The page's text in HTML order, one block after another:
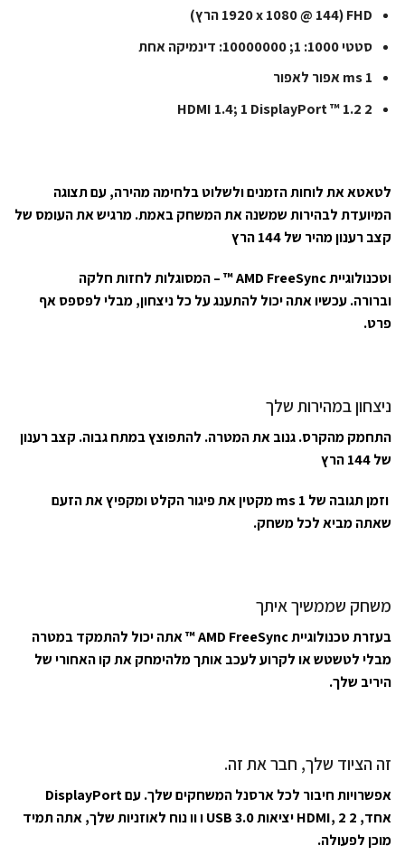
FHD (1920 x 1080 @ 144 הרץ)
סטטי 1000: 1; 10000000: דינמיקה אחת
1 ms אפור לאפור
2 HDMI 1.4; 1 DisplayPort ™ 1.2
לטאטא את לוחות הזמנים ולשלוט בלחימה מהירה, עם תצוגה
המיועדת לבהירות שמשנה את המשחק באמת. מרגיש את העומס של
קצב רענון מהיר של 144 הרץ
וטכנולוגיית AMD FreeSync ™ – המסוגלות לחזות חלקה
וברורה. עכשיו אתה יכול להתענג על כל ניצחון, מבלי לפספס אף
פרט.
ניצחון במהירות שלך
התחמק מהקרס. גנוב את המטרה. להתפוצץ במתח גבוה. קצב רענון
של 144 הרץ
וזמן תגובה של 1 ms מקטין את פיגור הקלט ומקפיץ את הזעם
שאתה מביא לכל משחק.
משחק שממשיך איתך
בעזרת טכנולוגיית AMD FreeSync ™ אתה יכול להתמקד במטרה
מבלי לטשטש או לקרוע לעכב אותך מלהימחק את קו האחורי של
היריב שלך.
זה הציוד שלך, חבר את זה.
אפשרויות חיבור לכל ארסנל המשחקים שלך. עם DisplayPort
אחד, 2 HDMI, 2 יציאות USB 3.0 ו וו נוח לאוזניות שלך, אתה תמיד
מוכן לפעולה.